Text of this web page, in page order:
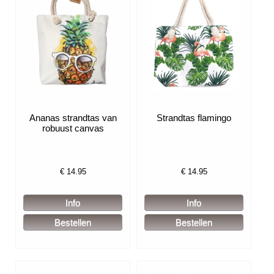
Ananas strandtas van
robuust canvas
€ 14.95
Strandtas flamingo
€ 14.95